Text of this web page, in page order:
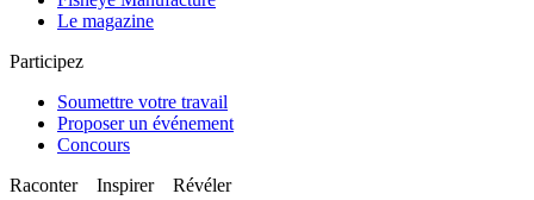
Le magazine
Participez
Soumettre votre travail
Proposer un événement
Concours
Raconter Inspirer Révéler